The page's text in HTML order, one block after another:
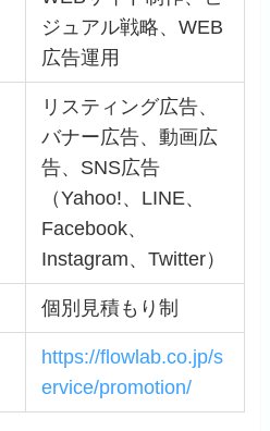
ジュアル戦略、WEB
広告運用
リスティング広告、
バナー広告、動画広
告、SNS広告
（Yahoo!、LINE、
Facebook、
Instagram、Twitter）
個別見積もり制
https://flowlab.co.jp/s
ervice/promotion/